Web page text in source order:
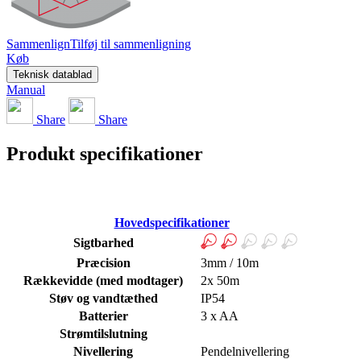
SammenlignTilføj til sammenligning
Køb
Teknisk datablad
Manual
Share Share
Produkt specifikationer
Hovedspecifikationer
Sigtbarhed
Præcision
3mm / 10m
Rækkevidde (med modtager)
2x 50m
Støv og vandtæthed
IP54
Batterier
3 x AA
Strømtilslutning
Nivellering
Pendelnivellering